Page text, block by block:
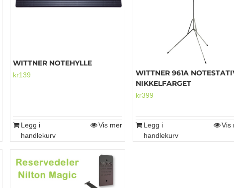
WITTNER NOTEHYLLE
kr139
Legg i
handlekurv
Vis mer
WITTNER 961A
NIKKELFARGET
kr399
Legg i
handlekurv
Vis